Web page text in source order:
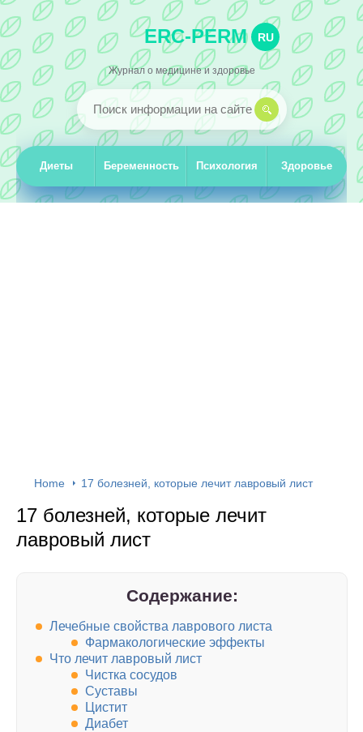
ERC-PERM RU
Журнал о медицине и здоровье
Диеты Беременность Психология Здоровье
Home 17 болезней, которые лечит лавровый лист
17 болезней, которые лечит
лавровый лист
Содержание:
Лечебные свойства лаврового листа
Фармакологические эффекты
Что лечит лавровый лист
Чистка сосудов­
Суставы
Цистит
Диабет